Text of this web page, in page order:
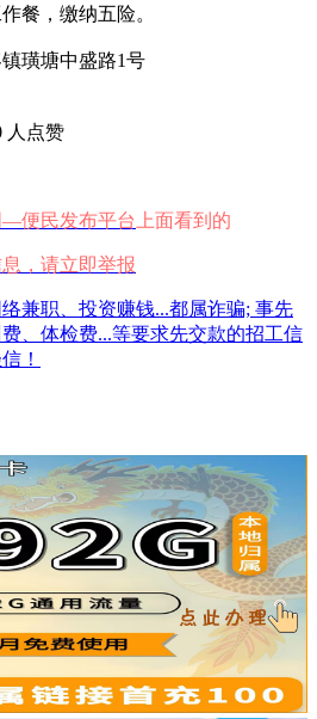
餐，缴纳五险。
璜塘中盛路1号
人点赞
便民发布平台 上面看到的
，请立即举报
兼职、投资赚钱...都属诈骗; 事先
、体检费...等要求先交款的招工信
！